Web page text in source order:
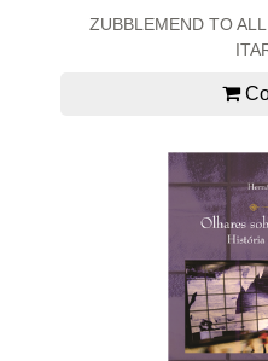
ZUBBLEMEND TO